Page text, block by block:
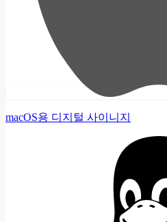
macOS용 디지털 사이니지